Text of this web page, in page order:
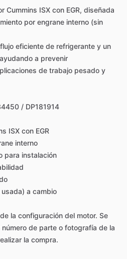
Cummins ISX con EGR, diseñada
por engrane interno (sin
flujo eficiente de refrigerante y un
ayudando a prevenir
de trabajo pesado y
​/​ DP181914
ISX con EGR
interno
para instalación
usada) a cambio
de la configuración del motor. Se
número de parte o fotografía de la
la compra.